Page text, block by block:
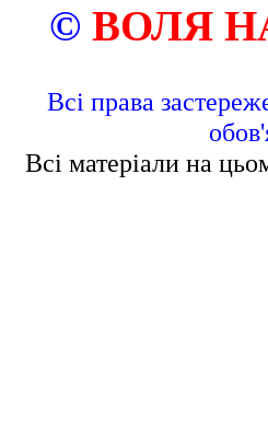
© ВОЛЯ
Всі права
Всі матеріали на